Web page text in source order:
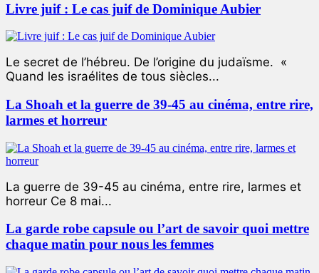
Livre juif : Le cas juif de Dominique Aubier
Le secret de l’hébreu. De l’origine du judaïsme. «
Quand les israélites de tous siècles...
La Shoah et la guerre de 39-45 au cinéma, entre rire,
larmes et horreur
La guerre de 39-45 au cinéma, entre rire, larmes et
horreur Ce 8 mai...
La garde robe capsule ou l’art de savoir quoi mettre
chaque matin pour nous les femmes